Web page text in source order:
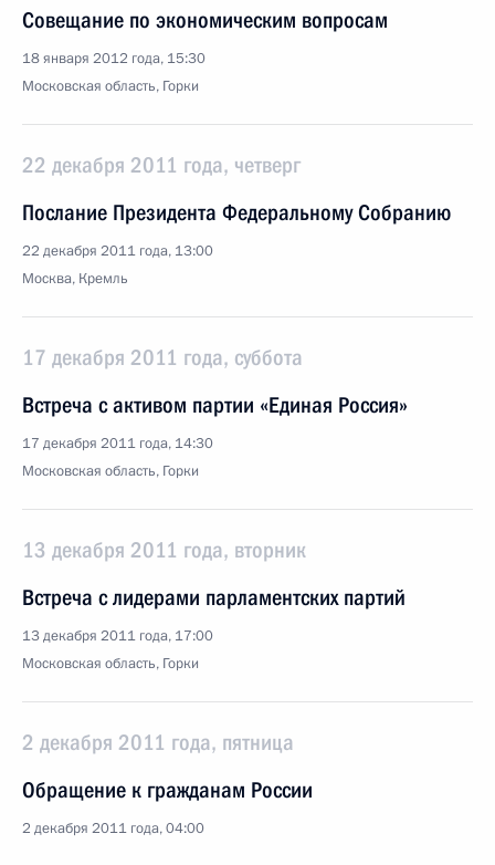
Совещание по экономическим вопросам
18 января 2012 года, 15:30
Московская область, Горки
22 декабря 2011 года, четверг
Послание Президента Федеральному Собранию
22 декабря 2011 года, 13:00
Москва, Кремль
17 декабря 2011 года, суббота
Встреча с активом партии «Единая Россия»
17 декабря 2011 года, 14:30
Московская область, Горки
13 декабря 2011 года, вторник
Встреча с лидерами парламентских партий
13 декабря 2011 года, 17:00
Московская область, Горки
2 декабря 2011 года, пятница
Обращение к гражданам России
2 декабря 2011 года, 04:00